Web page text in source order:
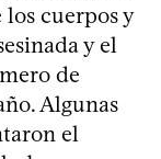
cuerpos y
y el
de
Algunas
el